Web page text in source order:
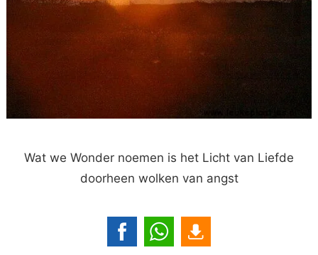
Wat we Wonder noemen is het Licht van Liefde
doorheen wolken van angst